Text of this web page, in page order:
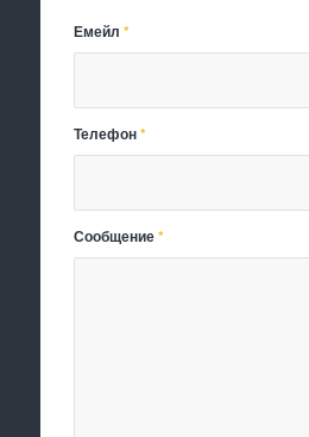
Емейл*
Телефон*
Сообщение*